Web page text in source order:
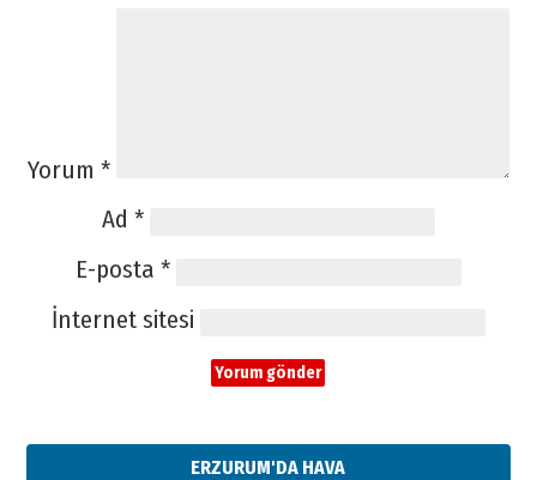
Yorum *
Ad *
E-posta *
İnternet sitesi
ERZURUM'DA HAVA